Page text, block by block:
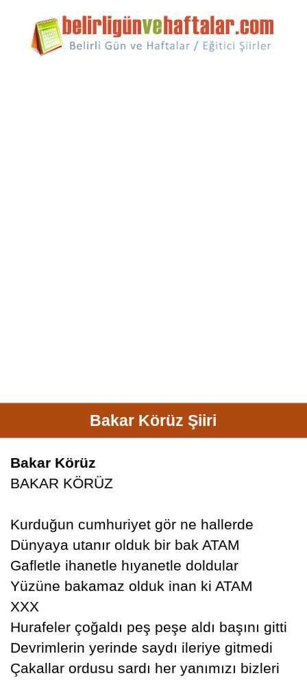
Bakar Körüz Şiiri
Bakar Körüz
BAKAR KÖRÜZ
Kurduğun cumhuriyet gör ne hallerde
Dünyaya utanır olduk bir bak ATAM
Gafletle ihanetle hıyanetle doldular
Yüzüne bakamaz olduk inan ki ATAM
XXX
Hurafeler çoğaldı peş peşe aldı başını gitti
Devrimlerin yerinde saydı ileriye gitmedi
Çakallar ordusu sardı her yanımızı bizleri